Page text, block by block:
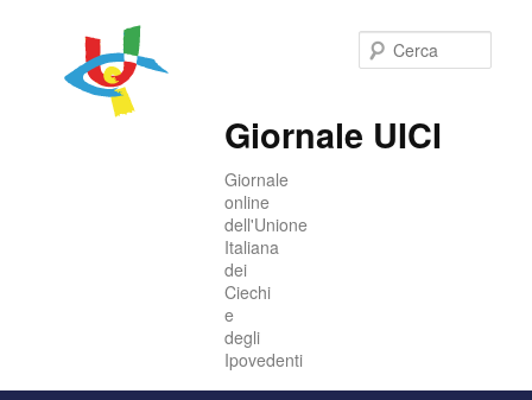
Giornale UICI
Giornale
online
dell'Unione
Italiana
dei
Ciechi
e
degli
Ipovedenti